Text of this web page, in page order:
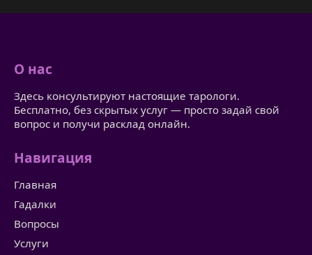
О нас
Здесь консультируют настоящие тарологи.
Бесплатно, без скрытых услуг — просто задай свой
вопрос и получи расклад онлайн.
Навигация
Главная
Гадалки
Вопросы
Услуги